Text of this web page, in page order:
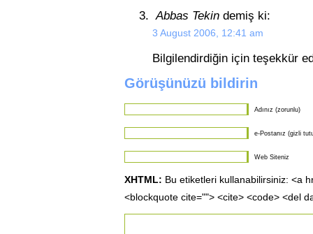
Abbas Tekindemiş ki:
3 August 2006, 12:41 am
Bilgilendirdiğin için teşekkür
Görüşünüzü bildirin
Adınız (zorunlu)
e-Postanız (gizli
Web Siteniz
XHTML: Bu etiketleri kullanabilirsiniz: <a
<blockquote cite=""> <cite> <code> <del